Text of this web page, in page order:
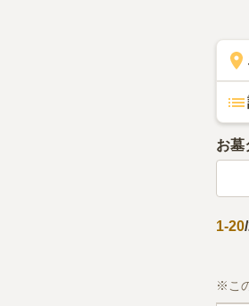
供花
お墓
1-20/
※こ